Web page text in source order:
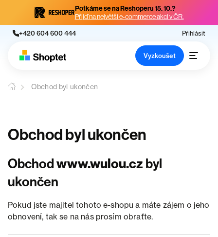
Potkáme se na Reshoperu 15. 10.?
Přijď na největší e-commerce akci v ČR.
+420 604 600 444 Přihlásit
Vyzkoušet
Obchod byl ukončen
Obchod byl ukončen
Obchodwww.wulou.cz byl
ukončen
Pokud jste majitel tohoto e-shopu a máte zájem o jeho
obnovení, tak se na nás prosím obraťte.